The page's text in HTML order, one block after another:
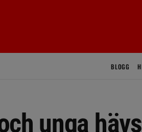
BLOGG
unga hävs